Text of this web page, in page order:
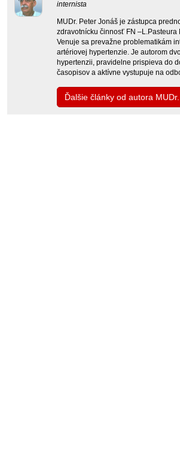
internista
MUDr. Peter Jonáš je zástupca
zdravotnícku činnosť FN –L.Pasteura
Venuje sa prevažne problematikám
artériovej hypertenzie. Je autorom
hypertenzii, pravidelne prispieva do
časopisov a aktívne vystupuje na
Ďalšie články od autora